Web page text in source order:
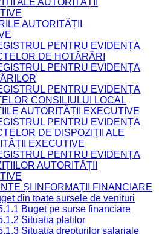
ALE AUTORITĂȚII
AUTORITĂȚII
PENTRU EVIDENȚA
DE HOTĂRÂRI
PENTRU EVIDENȚA
PENTRU EVIDENȚA
CONSILIULUI LOCAL
AUTORITĂȚII EXECUTIVE
PENTRU EVIDENȚA
DE DISPOZIȚII ALE
EXECUTIVE
PENTRU EVIDENȚA
AUTORITĂȚII
ȘI INFORMAȚII FINANCIARE
din toate sursele de venituri
Buget pe surse financiare
Situatia platilor
Situatia drepturilor salariale